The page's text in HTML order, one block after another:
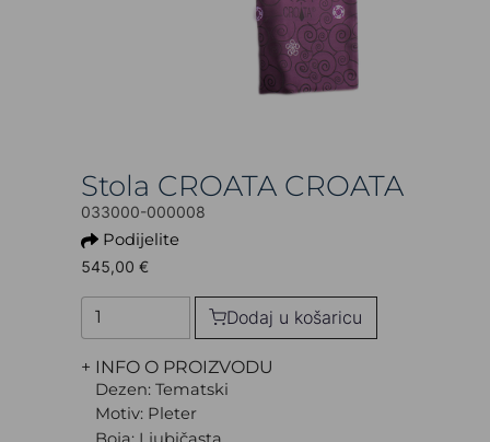
Stola CROATA CROATA
033000-000008
Podijelite
545,00 €
Dodaj u košaricu
+ INFO O PROIZVODU
Dezen: Tematski
Motiv: Pleter